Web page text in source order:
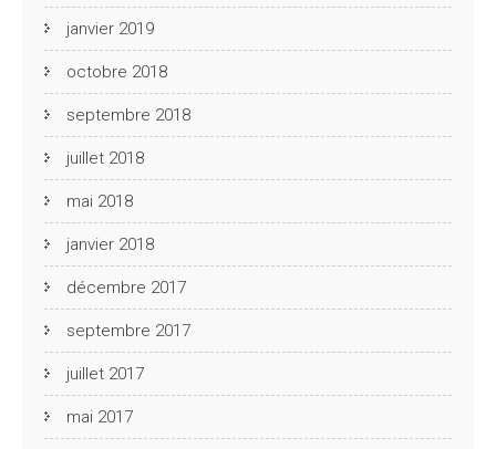
janvier 2019
octobre 2018
septembre 2018
juillet 2018
mai 2018
janvier 2018
décembre 2017
septembre 2017
juillet 2017
mai 2017